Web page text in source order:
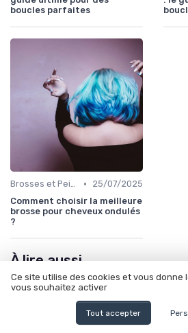
boucles parfaites
Brosses et Peignes Spéciaux •
25/07/2025
Comment choisir la meilleure
brosse pour cheveux ondulés
?
À lire aussi
Ce site utilise des cookies et vous donne
vous souhaitez activer
Tout accepter